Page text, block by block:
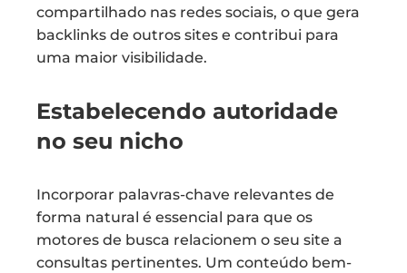
compartilhado nas redes sociais, o que gera
backlinks de outros sites e contribui para
uma maior visibilidade.
Estabelecendo autoridade
no seu nicho
Incorporar palavras-chave relevantes de
forma natural é essencial para que os
motores de busca relacionem o seu site a
consultas pertinentes. Um conteúdo bem-